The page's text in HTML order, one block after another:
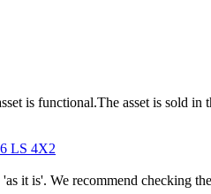
asset is sold in the
LS 4X2
it is'. We recommend checking